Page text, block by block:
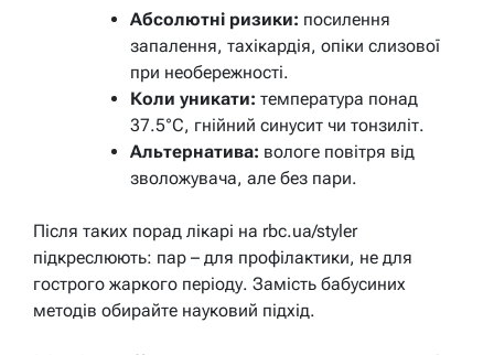
Абсолютні ризики: посилення
запалення, тахікардія, опіки слизової
при необережності.
Коли уникати: температура понад
37.5°C, гнійний синусит чи тонзиліт.
Альтернатива: вологе повітря від
зволожувача, але без пари.
Після таких порад лікарі на rbc.ua/styler
підкреслюють: пар – для профілактики, не для
гострого жаркого періоду. Замість бабусиних
методів обирайте науковий підхід.